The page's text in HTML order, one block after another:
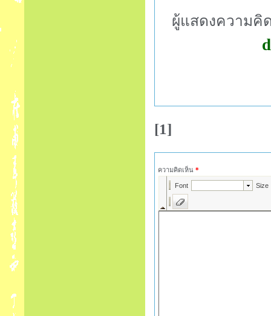
ผู้แสดงความคิ
[1]
ความคิดเห็น *